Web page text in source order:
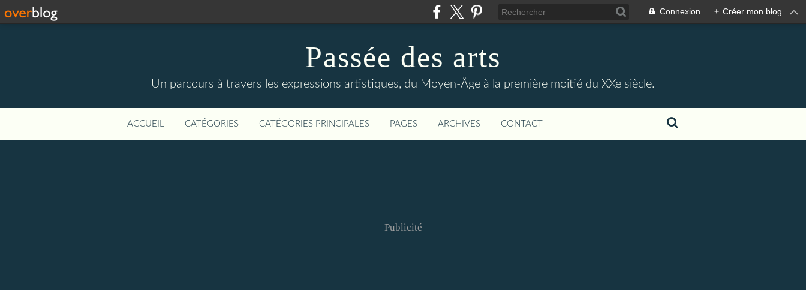
Connexion + Créer mon blog
Passée des arts
Un parcours à travers les expressions artistiques, du Moyen-Âge à la première moitié du XXe siècle.
ACCUEIL CATÉGORIES CATÉGORIES PRINCIPALES PAGES ARCHIVES CONTACT
Publicité